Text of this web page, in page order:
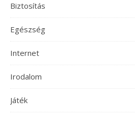
Biztosítás
Egészség
Internet
Irodalom
Játék